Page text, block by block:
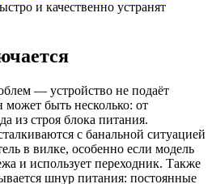
и качественно устранят
— устройство не подаёт
быть несколько: от
из строя блока питания.
с банальной ситуацией
в вилке, особенно если модель
и использует переходник. Также
шнур питания: постоянные